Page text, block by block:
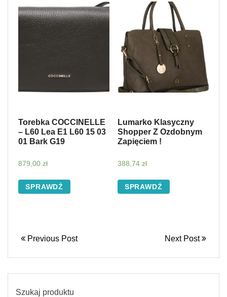
Torebka COCCINELLE
– L60 Lea E1 L60 15 03
01 Bark G19
879,00 zł
SPRAWDŹ
Lumarko Klasyczny
Shopper Z Ozdobnym
Zapięciem !
388,74 zł
SPRAWDŹ
Previous Post Next Post
Szukaj produktu